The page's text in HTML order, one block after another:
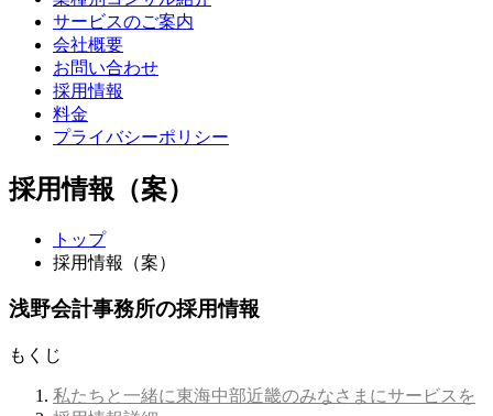
サービスのご案内
会社概要
お問い合わせ
採用情報
料金
プライバシーポリシー
採用情報（案）
トップ
採用情報（案）
浅野会計事務所の採用情報
もくじ
私たちと一緒に東海中部近畿のみなさまにサービスを